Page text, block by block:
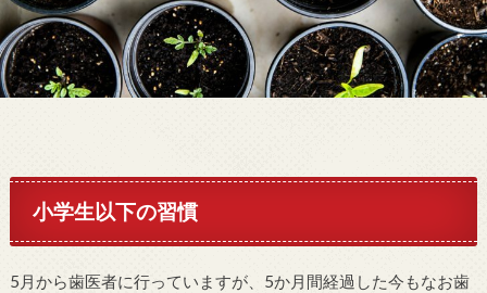
小学生以下の習慣
5月から歯医者に行っていますが、5か月間経過した今もなお歯